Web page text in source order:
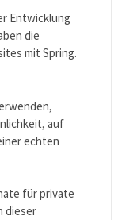
Entwicklung
die
mit Spring.
auf
echten
für private
dieser